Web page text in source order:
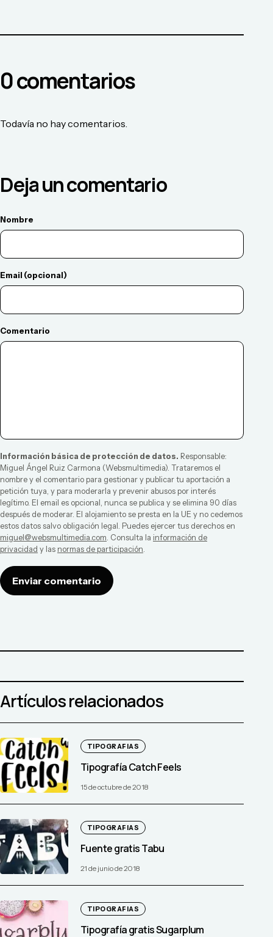
0comentarios
Todavía no hay comentarios.
Deja un comentario
Nombre
Email (opcional)
Comentario
Información básica de protección de datos. Responsable:
Miguel Ángel Ruiz Carmona (Websmultimedia). Trataremos el
nombre y el comentario para gestionar y publicar tu aportación a
petición tuya, y para moderarla y prevenir abusos por interés
legítimo. El email es opcional, nunca se publica y se elimina 90 días
después de moderar. El alojamiento se presta en la UE y no cedemos
estos datos salvo obligación legal. Puedes ejercer tus derechos en
miguel@websmultimedia.com. Consulta la información de
privacidad y las normas de participación.
Enviar comentario
Artículos relacionados
TIPOGRAFIAS
Tipografía Catch Feels
15 de octubre de 2018
TIPOGRAFIAS
Fuente gratis Tabu
21 de junio de 2018
TIPOGRAFIAS
Tipografía gratis Sugarplum